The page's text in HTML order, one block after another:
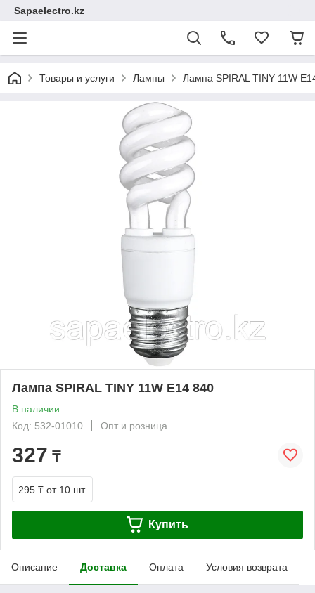
Sapaelectro.kz
Товары и услуги Лампы Лампа SPIRAL TINY 11W
Лампа SPIRAL TINY 11W E14 840
В наличии
Код: 532-01010
Опт и розница
327 ₸
295 ₸ от 10 шт.
Купить
Описание Доставка Оплата Условия возврата